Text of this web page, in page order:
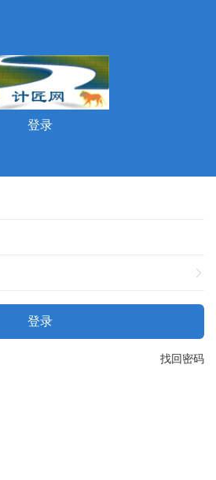
登录
登录
找回密码